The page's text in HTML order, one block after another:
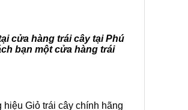
cửa hàng trái cây tại Phú
bạn một cửa hàng trái
Giỏ trái cây chính hãng